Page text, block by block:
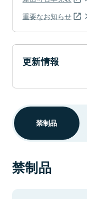
重要なお知らせ
更新情報
禁制品
禁制品